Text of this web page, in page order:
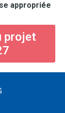
appropriée
projet